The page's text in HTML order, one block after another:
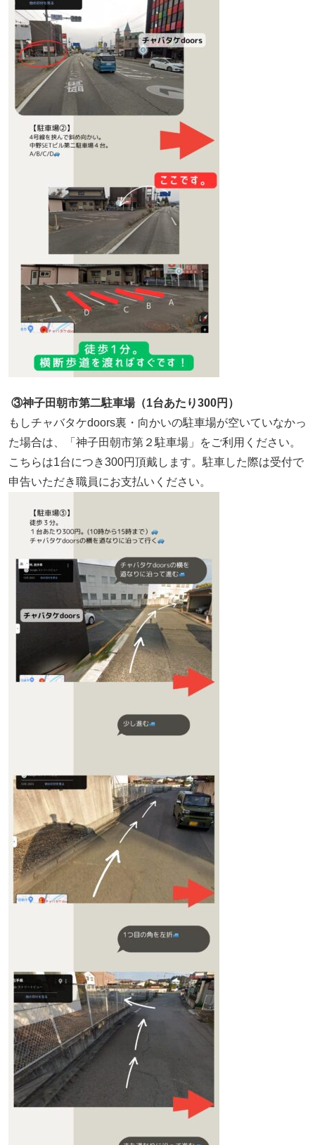
③神子田朝市第二駐車場（1台あたり300円）
もしチャバタケdoors裏・向かいの駐車場が空いていなかっ
た場合は、
「神子田朝市第２駐車場」をご利用ください。
こちらは1台につき300円頂戴します。駐車した際は受付で
申告いただき職員にお支払いください。